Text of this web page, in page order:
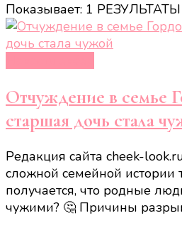
Показывает: 1 РЕЗУЛЬТАТЫ
Отчуждение в семье
старшая дочь стала
Редакция сайта cheek-
сложной семейной истории
получается, что родные
чужими? 🤔 Причины